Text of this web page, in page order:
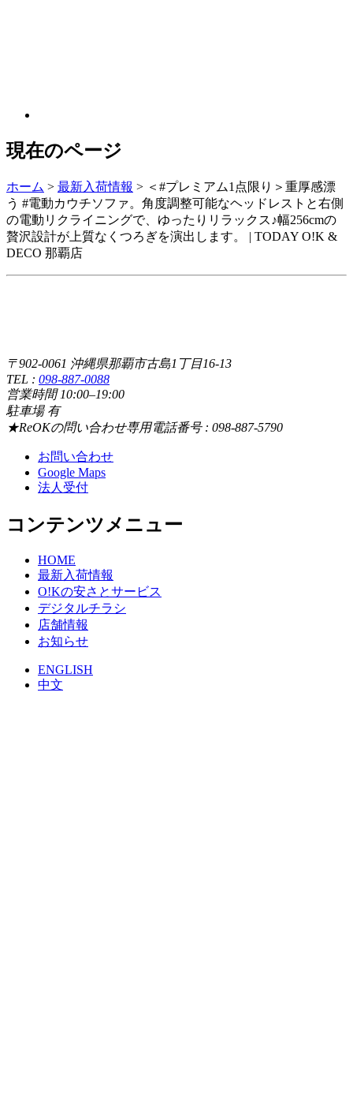
現在のページ
ホーム > 最新入荷情報 > ＜#プレミアム1点限り＞重厚感漂
う #電動カウチソファ。角度調整可能なヘッドレストと右側
の電動リクライニングで、ゆったりリラックス♪幅256cmの
贅沢設計が上質なくつろぎを演出します。 | TODAY O!K &
DECO 那覇店
〒902-0061 沖縄県那覇市古島1丁目16-13
TEL : 098-887-0088
営業時間 10:00–19:00
駐車場 有
★ReOKの問い合わせ専用電話番号 : 098-887-5790
お問い合わせ
Google Maps
法人受付
コンテンツメニュー
HOME
最新入荷情報
O!Kの安さとサービス
デジタルチラシ
店舗情報
お知らせ
ENGLISH
中文